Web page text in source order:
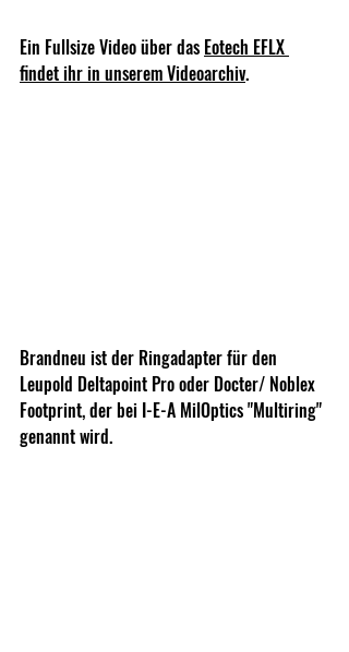
Ein Fullsize Video über das Eotech EFLX
findet ihr in unserem Videoarchiv.
Brandneu ist der Ringadapter für den
Leupold Deltapoint Pro oder Docter/ Noblex
Footprint, der bei I-E-A MilOptics "Multiring"
genannt wird.